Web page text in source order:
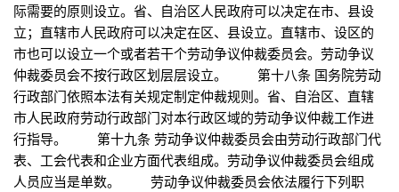
际需要的原则设立。省、自治区人民政府可以决定在市、县设
立；直辖市人民政府可以决定在区、县设立。直辖市、设区的
市也可以设立一个或者若干个劳动争议仲裁委员会。劳动争议
仲裁委员会不按行政区划层层设立。 第十八条 国务院劳动
行政部门依照本法有关规定制定仲裁规则。省、自治区、直辖
市人民政府劳动行政部门对本行政区域的劳动争议仲裁工作进
行指导。 第十九条 劳动争议仲裁委员会由劳动行政部门代
表、工会代表和企业方面代表组成。劳动争议仲裁委员会组成
人员应当是单数。 劳动争议仲裁委员会依法履行下列职